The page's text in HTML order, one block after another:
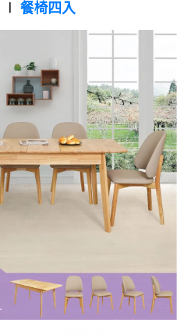
餐椅四入